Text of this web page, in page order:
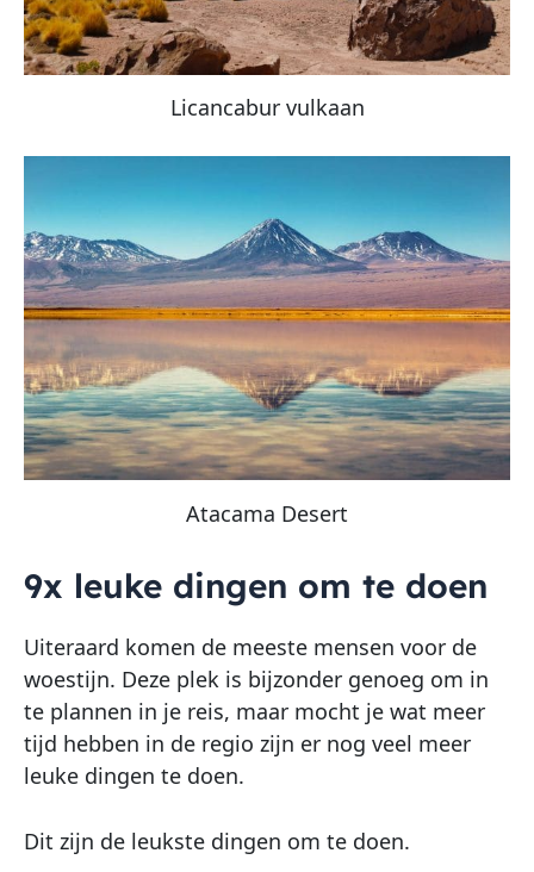
Licancabur vulkaan
Atacama Desert
9x leuke dingen om te doen
Uiteraard komen de meeste mensen voor de
woestijn. Deze plek is bijzonder genoeg om in
te plannen in je reis, maar mocht je wat meer
tijd hebben in de regio zijn er nog veel meer
leuke dingen te doen.
Dit zijn de leukste dingen om te doen.